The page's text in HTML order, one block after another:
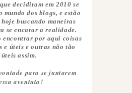
decidiram em 2010 se
mundo dos blogs, e estão
buscando maneiras
se encarar a realidade.
encontrar por aqui coisas
e úteis e outras não tão
úteis assim.
para se juntarem
aventuta!